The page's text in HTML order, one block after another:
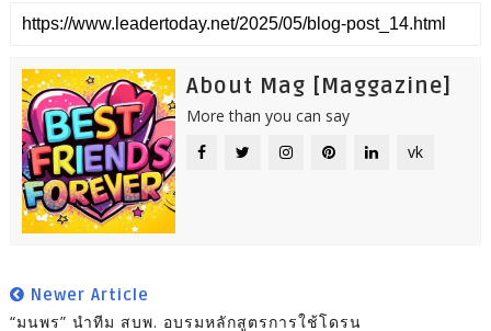
About Mag [Maggazine]
More than you can say
vk
Newer Article
“มนพร” นำทีม สบพ. อบรมหลักสูตรการใช้โดรน